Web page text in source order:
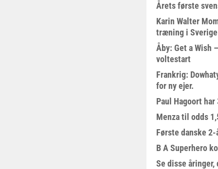
Årets første
Karin Walter
træning i Sverige
Åby: Get a Wish
voltestart
Frankrig:
for ny ejer.
Paul Hagoort
Menza til odds
Første danske
B A Superhero
Se disse